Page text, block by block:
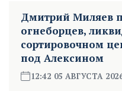
Дмитрий Миляев
огнеборцев,
сортировочном
под Алексином
12:42 05 АВГУСТА